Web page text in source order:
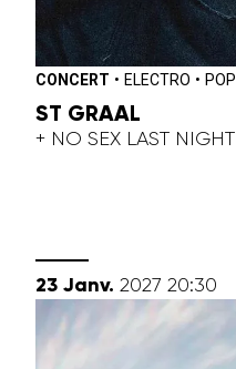
CONCERT • ELECTRO • POP
ST GRAAL
+ NO SEX LAST NIGHT
23 janvier
Janv. 2027 20:30